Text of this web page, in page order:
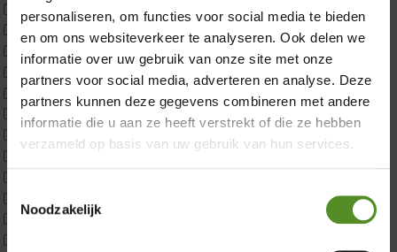
personaliseren, om functies voor social media te bieden
en om ons websiteverkeer te analyseren. Ook delen we
informatie over uw gebruik van onze site met onze
partners voor social media, adverteren en analyse. Deze
partners kunnen deze gegevens combineren met andere
informatie die u aan ze heeft verstrekt of die ze hebben
verzameld op basis van uw gebruik van hun services.
Toestemmingsselectie
Noodzakelijk
Uncategorized
2x p650 1pers
Custom
CustomBoxspring
ErkendMatras 1 Pers
ErkendMatras 2 Pers
p350 2 Pers